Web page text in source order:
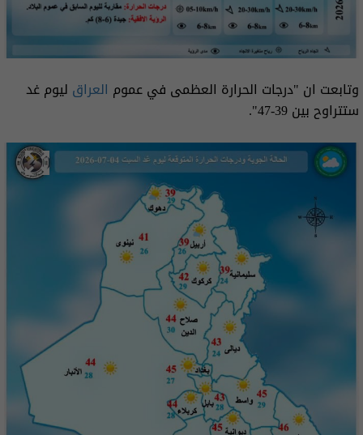
وتابعت ان "درجات الحرارة العظمى في عموم العراق ليوم غد
ستتراوح بين 39-47".